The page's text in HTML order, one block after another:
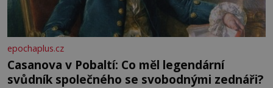
epochaplus.cz
Casanova v Pobaltí: Co měl legendární
svůdník společného se svobodnými zednáři?